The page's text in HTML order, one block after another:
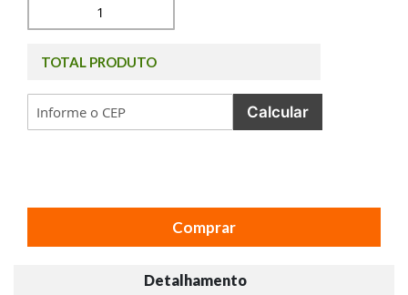
TOTAL PRODUTO
Calcular
Comprar
Detalhamento